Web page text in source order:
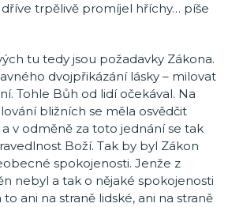
dříve trpělivě promíjel hříchy… píše
tu tedy jsou požadavky Zákona.
dvojpřikázání lásky – milovat
Tohle Bůh od lidí očekával. Na
bližních se měla osvědčit
v odměně za toto jednání se tak
Boží. Tak by byl Zákon
spokojenosti. Jenže z
nebyl a tak o nějaké spokojenosti
ani na straně lidské, ani na straně